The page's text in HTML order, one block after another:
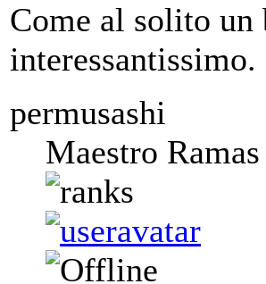
Come al solito un
interessantissimo.
permusashi
Maestro Ramas